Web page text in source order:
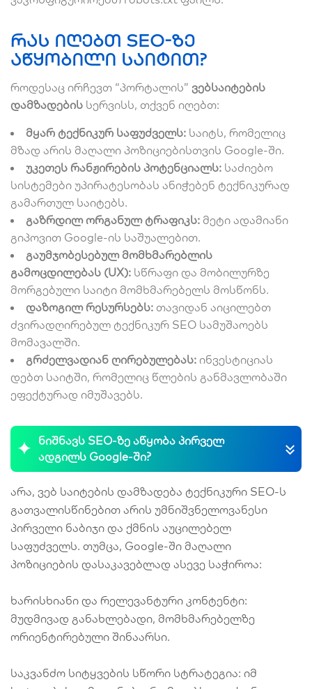
რას იღებთ SEO-ზე
აწყობილი საიტით?
როდესაც ირჩევთ “პორტალის” ვებსაიტების
დამზადების სერვისს, თქვენ იღებთ:
მყარ ტექნიკურ საფუძველს: საიტს, რომელიც
მზად არის მაღალი პოზიციებისთვის Google-ში.
უკეთეს რანჟირების პოტენციალს: საძიებო
სისტემები უპირატესობას ანიჭებენ ტექნიკურად
გამართულ საიტებს.
გაზრდილ ორგანულ ტრაფიკს: მეტი ადამიანი
გიპოვით Google-ის საშუალებით.
გაუმჯობესებულ მომხმარებლის
გამოცდილებას (UX): სწრაფი და მობილურზე
მორგებული საიტი მომხმარებელს მოსწონს.
დაზოგილ რესურსებს: თავიდან აიცილებთ
ძვირადღირებულ ტექნიკურ SEO სამუშაოებს
მომავალში.
გრძელვადიან ღირებულებას: ინვესტიციას
დებთ საიტში, რომელიც წლების განმავლობაში
ეფექტურად იმუშავებს.
ნიშნავს SEO-ზე აწყობა პირველ
ადგილს Google-ში?
არა, ვებ საიტების დამზადება ტექნიკური SEO-ს
გათვალისწინებით არის უმნიშვნელოვანესი
პირველი ნაბიჯი და ქმნის აუცილებელ
საფუძველს. თუმცა, Google-ში მაღალი
პოზიციების დასაკავებლად ასევე საჭიროა:
ხარისხიანი და რელევანტური კონტენტი:
მუდმივად განახლებადი, მომხმარებელზე
ორიენტირებული შინაარსი.
საკვანძო სიტყვების სწორი სტრატეგია: იმ